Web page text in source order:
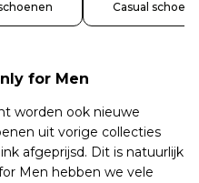
Casual
for Men
worden ook nieuwe
uit vorige collecties
afgeprijsd. Dit is natuurlijk
Men hebben we vele